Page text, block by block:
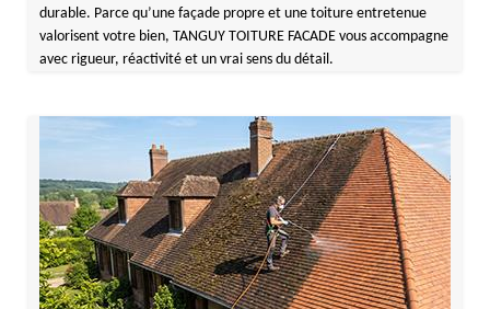
durable. Parce qu’une façade propre et une toiture entretenue
valorisent votre bien, TANGUY TOITURE FACADE vous accompagne
avec rigueur, réactivité et un vrai sens du détail.